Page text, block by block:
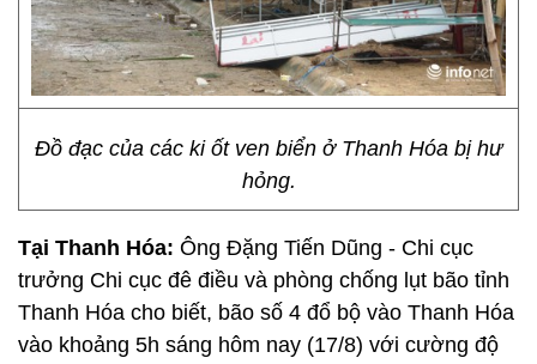
Đồ đạc của các ki ốt ven biển ở Thanh Hóa bị hư
hỏng.
Tại Thanh Hóa: Ông Đặng Tiến Dũng - Chi cục
trưởng Chi cục đê điều và phòng chống lụt bão tỉnh
Thanh Hóa cho biết, bão số 4 đổ bộ vào Thanh Hóa
vào khoảng 5h sáng hôm nay (17/8) với cường độ